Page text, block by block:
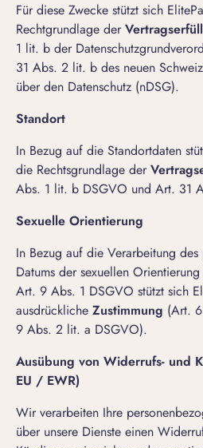
Für diese Zwecke stützt sich
Rechtgrundlage der
1 lit. b der
31 Abs. 2 lit. b des neuen
über den Datenschutz (nDSG).
Standort
In Bezug auf die Standortdaten
die Rechtsgrundlage der
Abs. 1 lit. b DSGVO und Art. 31
Sexuelle Orientierung
In Bezug auf die Verarbeitung
Datums der sexuellen
Art. 9 Abs. 1 DSGVO stützt sich
ausdrückliche Zustimmung (Art.
9 Abs. 2 lit. a DSGVO).
Ausübung von Widerrufs- und
EU / EWR)
Wir verarbeiten Ihre
über unsere Dienste einen